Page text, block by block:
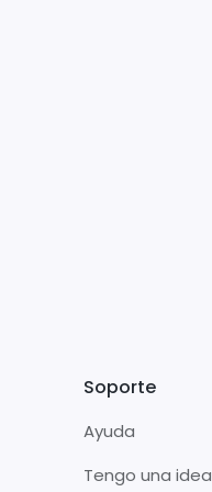
Soporte
Ayuda
Tengo una idea